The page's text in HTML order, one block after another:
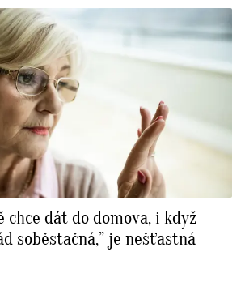
chce dát do domova, i když
soběstačná,” je nešťastná